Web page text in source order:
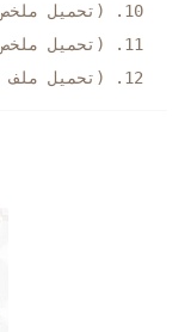
(تحميل
(تحميل
(تحميل ملف